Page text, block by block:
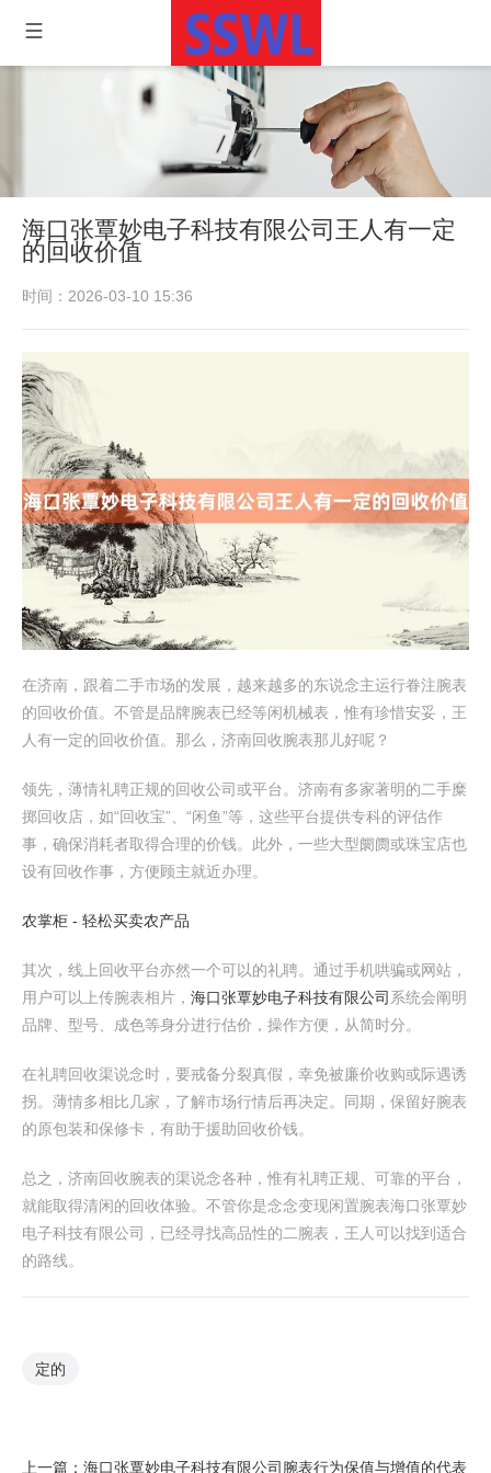
海口张覃妙电子科技有限公司王人有一定
的回收价值
时间：2026-03-10 15:36
在济南，跟着二手市场的发展，越来越多的东说念主运行眷注腕表
的回收价值。不管是品牌腕表已经等闲机械表，惟有珍惜安妥，王
人有一定的回收价值。那么，济南回收腕表那儿好呢？
领先，薄情礼聘正规的回收公司或平台。济南有多家著明的二手糜
掷回收店，如“回收宝”、“闲鱼”等，这些平台提供专科的评估作
事，确保消耗者取得合理的价钱。此外，一些大型阛阓或珠宝店也
设有回收作事，方便顾主就近办理。
农掌柜 - 轻松买卖农产品
其次，线上回收平台亦然一个可以的礼聘。通过手机哄骗或网站，
用户可以上传腕表相片， 海口张覃妙电子科技有限公司 系统会阐明
品牌、型号、成色等身分进行估价，操作方便，从简时分。
在礼聘回收渠说念时，要戒备分裂真假，幸免被廉价收购或际遇诱
拐。薄情多相比几家，了解市场行情后再决定。同期，保留好腕表
的原包装和保修卡，有助于援助回收价钱。
总之，济南回收腕表的渠说念各种，惟有礼聘正规、可靠的平台，
就能取得清闲的回收体验。不管你是念念变现闲置腕表海口张覃妙
电子科技有限公司，已经寻找高品性的二腕表，王人可以找到适合
的路线。
定的
上一篇： 海口张覃妙电子科技有限公司腕表行为保值与增值的代表